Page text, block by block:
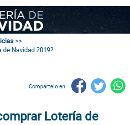
>>
de Navidad 2019?
Compártelo en:
Lotería de